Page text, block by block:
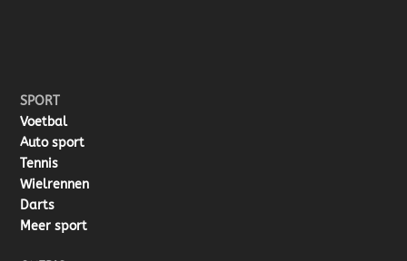
SPORT
Voetbal
Auto sport
Tennis
Wielrennen
Darts
Meer sport